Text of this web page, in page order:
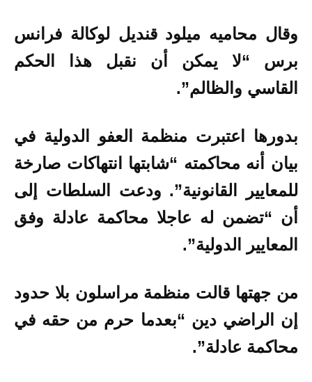
وقال محاميه ميلود قنديل لوكالة فرانس
برس “لا يمكن أن نقبل هذا الحكم
القاسي والظالم”.
بدورها اعتبرت منظمة العفو الدولية في
بيان أنه محاكمته “شابتها انتهاكات صارخة
للمعايير القانونية”. ودعت السلطات إلى
أن “تضمن له عاجلا محاكمة عادلة وفق
المعايير الدولية”.
من جهتها قالت منظمة مراسلون بلا حدود
إن الراضي دين “بعدما حرم من حقه في
محاكمة عادلة”.